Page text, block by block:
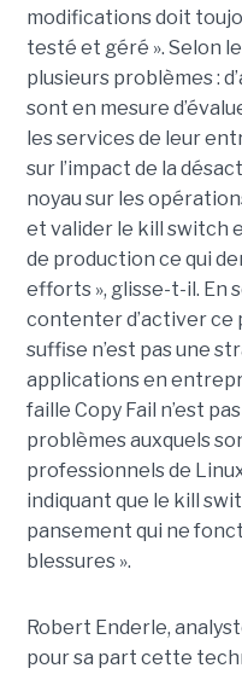
modifications doit
testé et géré ». Selon
plusieurs problèmes :
sont en mesure
les services de leur
sur l’impact de la
noyau sur les
et valider le kill switch
de production ce qui
efforts », glisse-t-il. En
contenter d’activer ce
suffise n’est pas une
applications en
faille Copy Fail n’est
problèmes auxquels
professionnels de
indiquant que le kill
pansement qui ne
blessures ».
Robert Enderle,
pour sa part cette